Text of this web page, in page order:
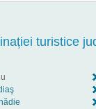
turistice